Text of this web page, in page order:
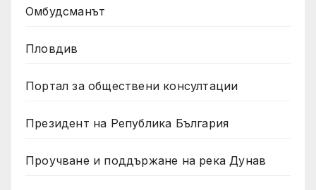
Омбудсманът
Пловдив
Портал за обществени консултации
Президент на Република България
Проучване и поддържане на река Дунав